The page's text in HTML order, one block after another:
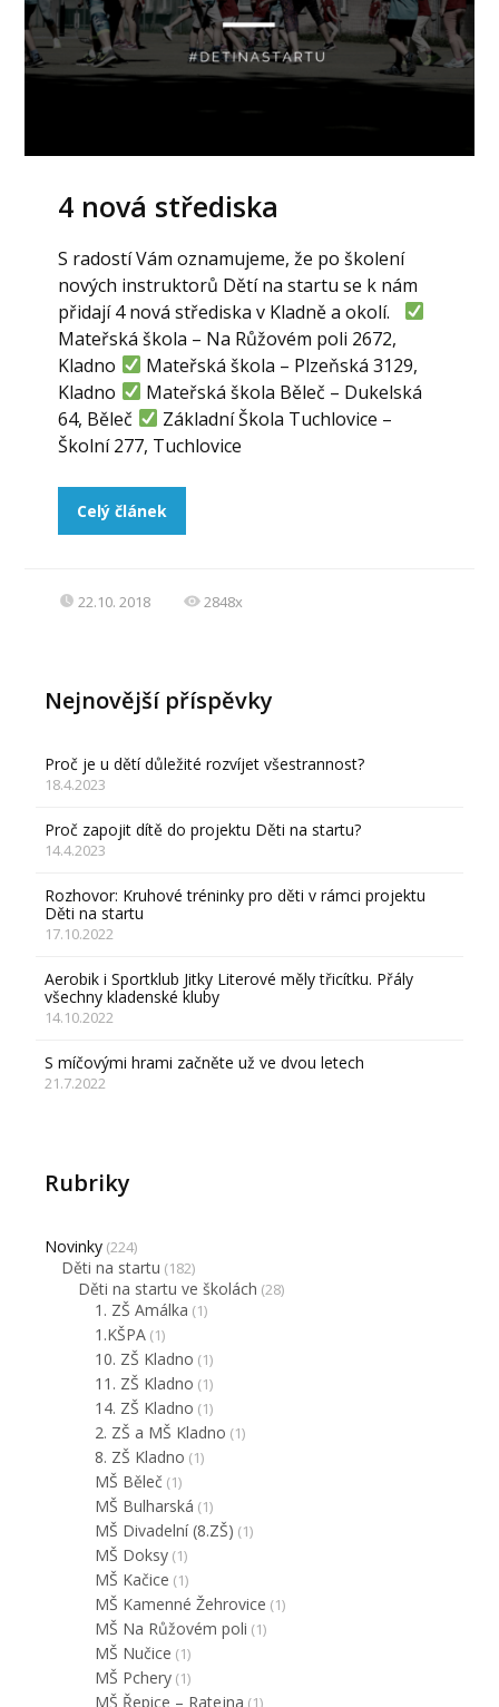
4 nová střediska
S radostí Vám oznamujeme, že po školení
nových instruktorů Dětí na startu se k nám
přidají 4 nová střediska v Kladně a okolí.
Mateřská škola – Na Růžovém poli 2672,
Kladno
Mateřská škola – Plzeňská 3129,
Kladno
Mateřská škola Běleč – Dukelská
64, Běleč
Základní Škola Tuchlovice –
Školní 277, Tuchlovice
Celý článek
22.10. 2018 2848x
Nejnovější příspěvky
Proč je u dětí důležité rozvíjet všestrannost?
18.4.2023
Proč zapojit dítě do projektu Děti na startu?
14.4.2023
Rozhovor: Kruhové tréninky pro děti v rámci projektu
Děti na startu
17.10.2022
Aerobik i Sportklub Jitky Literové měly třicítku. Přály
všechny kladenské kluby
14.10.2022
S míčovými hrami začněte už ve dvou letech
21.7.2022
Rubriky
Novinky (224)
Děti na startu (182)
Děti na startu ve školách (28)
1. ZŠ Amálka (1)
1.KŠPA (1)
10. ZŠ Kladno (1)
11. ZŠ Kladno (1)
14. ZŠ Kladno (1)
2. ZŠ a MŠ Kladno (1)
8. ZŠ Kladno (1)
MŠ Běleč (1)
MŠ Bulharská (1)
MŠ Divadelní (8.ZŠ) (1)
MŠ Doksy (1)
MŠ Kačice (1)
MŠ Kamenné Žehrovice (1)
MŠ Na Růžovém poli (1)
MŠ Nučice (1)
MŠ Pchery (1)
MŠ Řepice – Ratejna (1)